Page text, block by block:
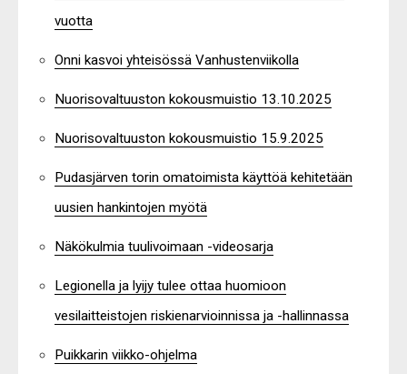
vuotta
Onni kasvoi yhteisössä Vanhustenviikolla
Nuorisovaltuuston kokousmuistio 13.10.2025
Nuorisovaltuuston kokousmuistio 15.9.2025
Pudasjärven torin omatoimista käyttöä kehitetään
uusien hankintojen myötä
Näkökulmia tuulivoimaan -videosarja
Legionella ja lyijy tulee ottaa huomioon
vesilaitteistojen riskienarvioinnissa ja -hallinnassa
Puikkarin viikko-ohjelma